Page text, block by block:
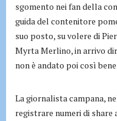
sgomento nei fan della
guida del contenitore
suo posto, su volere di
Myrta Merlino, in arrivo
non è andato poi così bene.
La giornalista campana,
registrare numeri di